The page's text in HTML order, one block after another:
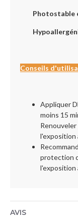
Photostable
Conseils
Appliquer
moins 15
l'exposition
protection
l'exposition
AVIS